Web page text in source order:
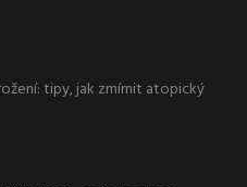
tipy, jak zmírnit atopický